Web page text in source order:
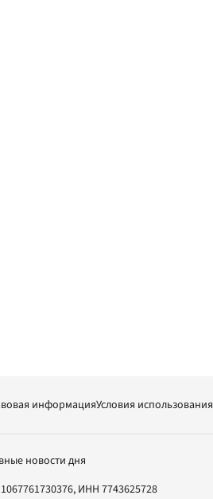
информацияУсловия использования
новости дня
ИНН 7743625728